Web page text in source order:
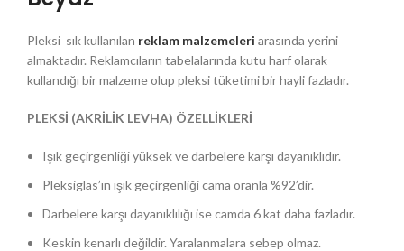
Pleksi sık kullanılan reklam malzemeleri arasında yerini
almaktadır. Reklamcıların tabelalarında kutu harf olarak
kullandığı bir malzeme olup pleksi tüketimi bir hayli fazladır.
PLEKSİ (AKRİLİK LEVHA) ÖZELLİKLERİ
Işık geçirgenliği yüksek ve darbelere karşı dayanıklıdır.
Pleksiglas’ın ışık geçirgenliği cama oranla %92’dir.
Darbelere karşı dayanıklılığı ise camda 6 kat daha fazladır.
Keskin kenarlı değildir. Yaralanmalara sebep olmaz.